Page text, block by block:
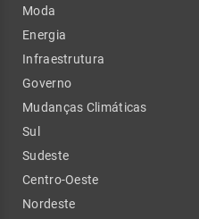
Moda
Energia
Infraestrutura
Governo
Mudanças Climáticas
Sul
Sudeste
Centro-Oeste
Nordeste